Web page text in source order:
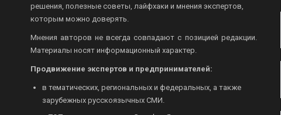
решения, полезные советы, лайфхаки и мнения экспертов,
которым можно доверять.
Мнения авторов не всегда совпадают с позицией редакции.
Материалы носят информационный характер.
Продвижение экспертов и предпринимателей:
в тематических, региональных и федеральных, а также
зарубежных русскоязычных СМИ.